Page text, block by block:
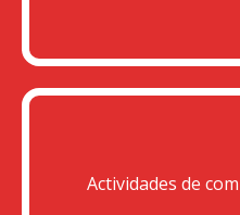
Actividades de